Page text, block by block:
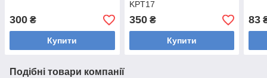
300 ₴
Купити
KPT17
350₴
Купити
83
Подібні товари компанії